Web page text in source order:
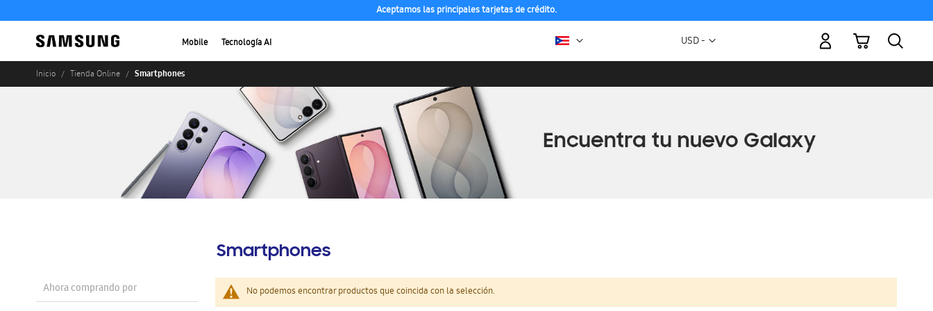
Aceptamos las principales tarjetas de crédito.
Mobile Tecnología AI Moneda
USD -
Mi carrito
Inicio Tienda Online Smartphones
Smartphones
No podemos encontrar productos que coincida con la selección.
Ahora comprando por